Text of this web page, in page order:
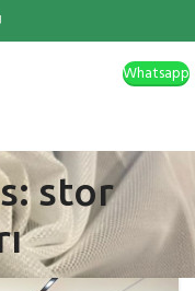
Whatsapp
stor